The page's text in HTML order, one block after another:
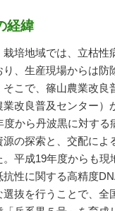
経緯
培地域では、立枯性
り、生産現場からは防
そこで、篠山農業改良
業改良普及センター）
度から丹波黒に対する
源の探索と、交配によ
。平成19年度からも現
抗性に関する高精度
選抜を行うことで、全